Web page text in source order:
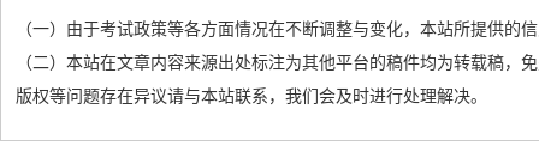
（一）由于考试政策等各方面情况在不断调整与变化，本站所提供的
（二）本站在文章内容来源出处标注为其他平台的稿件均为转载稿
版权等问题存在异议请与本站联系，我们会及时进行处理解决。